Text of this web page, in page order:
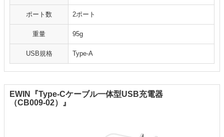
ポート数 2ポート
重量 95g
USB規格 Type-A
EWIN『Type-Cケーブル一体型USB充電器
（CB009-02）』